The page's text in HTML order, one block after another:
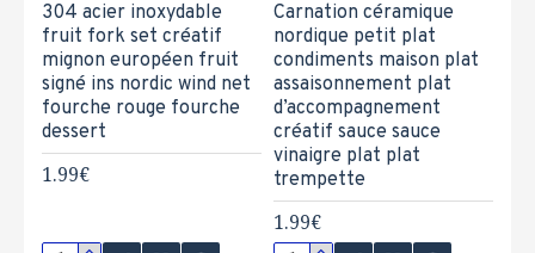
304 acier inoxydable
fruit fork set créatif
mignon européen fruit
signé ins nordic wind net
fourche rouge fourche
dessert
1.99€
Carnation céramique
nordique petit plat
condiments maison plat
assaisonnement plat
d’accompagnement
créatif sauce sauce
vinaigre plat plat
trempette
1.99€